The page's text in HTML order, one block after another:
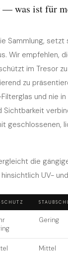
— was ist für
Sammlung, setzt
Wir empfehlen,
im Tresor
zu
und nie
Sichtbarkeit
geschlossenen,
die
UV-
Gering
Mittel